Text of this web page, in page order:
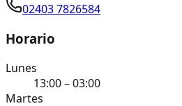
02403 7826584
Horario
Lunes
13:00 – 03:00
Martes